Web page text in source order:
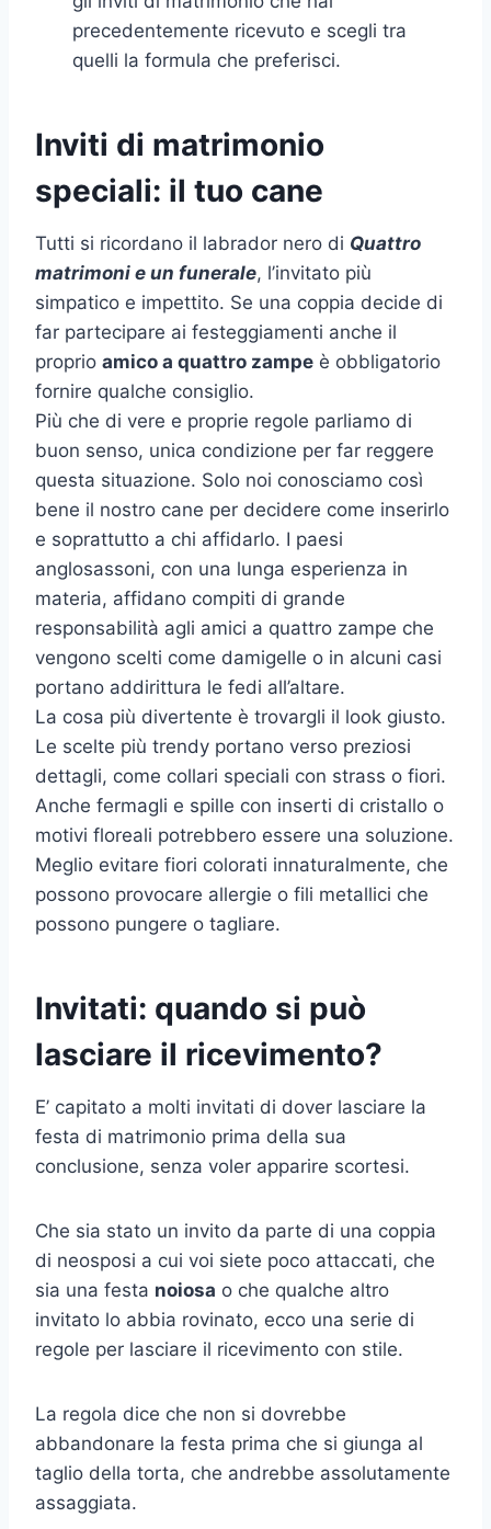
precedentemente ricevuto e scegli tra
quelli la formula che preferisci.
Inviti di matrimonio
speciali: il tuo cane
Tutti si ricordano il labrador nero di Quattro
matrimoni e un funerale, l’invitato più
simpatico e impettito. Se una coppia decide di
far partecipare ai festeggiamenti anche il
proprio amico a quattro zampe è obbligatorio
fornire qualche consiglio.
Più che di vere e proprie regole parliamo di
buon senso, unica condizione per far reggere
questa situazione. Solo noi conosciamo così
bene il nostro cane per decidere come inserirlo
e soprattutto a chi affidarlo. I paesi
anglosassoni, con una lunga esperienza in
materia, affidano compiti di grande
responsabilità agli amici a quattro zampe che
vengono scelti come damigelle o in alcuni casi
portano addirittura le fedi all’altare.
La cosa più divertente è trovargli il look giusto.
Le scelte più trendy portano verso preziosi
dettagli, come collari speciali con strass o fiori.
Anche fermagli e spille con inserti di cristallo o
motivi floreali potrebbero essere una soluzione.
Meglio evitare fiori colorati innaturalmente, che
possono provocare allergie o fili metallici che
possono pungere o tagliare.
Invitati: quando si può
lasciare il ricevimento?
E’ capitato a molti invitati di dover lasciare la
festa di matrimonio prima della sua
conclusione, senza voler apparire scortesi.
Che sia stato un invito da parte di una coppia
di neosposi a cui voi siete poco attaccati, che
sia una festa noiosa o che qualche altro
invitato lo abbia rovinato, ecco una serie di
regole per lasciare il ricevimento con stile.
La regola dice che non si dovrebbe
abbandonare la festa prima che si giunga al
taglio della torta, che andrebbe assolutamente
assaggiata.